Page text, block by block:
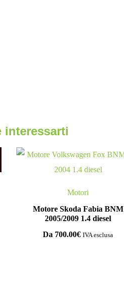
interessarti
Motori
Motore Skoda Fabia BNM
2005/2009 1.4 diesel
Da 700.00€ IVA esclusa